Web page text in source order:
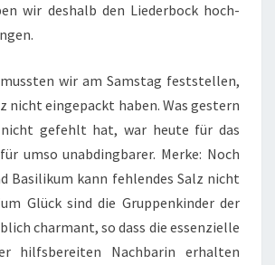
wir deshalb den Liederbock hoch-
wir am Samstag feststellen,
nicht eingepackt haben. Was gestern
gefehlt hat, war heute für das
umso unabdingbarer. Merke: Noch
Basilikum kann fehlendes Salz nicht
Glück sind die Gruppenkinder der
charmant, so dass die essenzielle
hilfsbereiten Nachbarin erhalten